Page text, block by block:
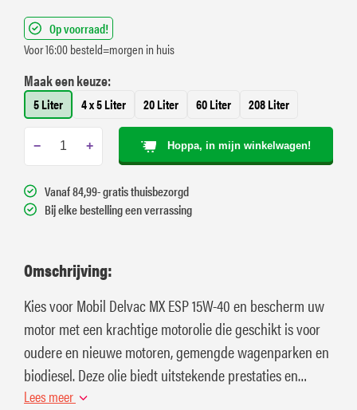
Op voorraad!
Voor 16:00 besteld=morgen in huis
Maak een keuze:
5 Liter 4 x 5 Liter 20 Liter 60 Liter 208 Liter
− + Hoppa, in mijn winkelwagen!
Vanaf 84,99- gratis thuisbezorgd
Bij elke bestelling een verrassing
Omschrijving:
Kies voor Mobil Delvac MX ESP 15W-40 en bescherm uw
motor met een krachtige motorolie die geschikt is voor
oudere en nieuwe motoren, gemengde wagenparken en
biodiesel. Deze olie biedt uitstekende prestaties en
bescherming
Lees meer